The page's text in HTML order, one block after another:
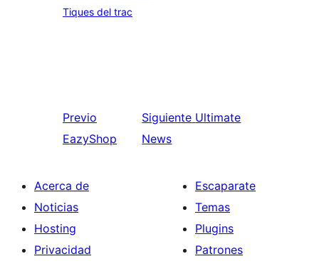
Tiques del trac
Previo
EazyShop
Siguiente Ultimate
News
Acerca de
Noticias
Hosting
Privacidad
Escaparate
Temas
Plugins
Patrones